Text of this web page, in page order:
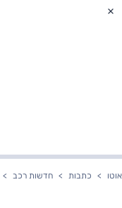
אוטו כתבות חדשות רכב